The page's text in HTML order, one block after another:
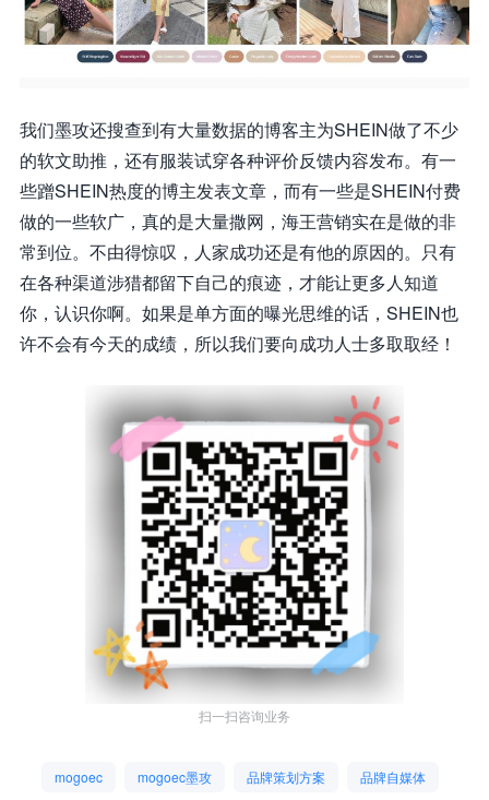
我们墨攻还搜查到有大量数据的博客主为SHEIN做了不少
的软文助推，还有服装试穿各种评价反馈内容发布。有一
些蹭SHEIN热度的博主发表文章，而有一些是SHEIN付费
做的一些软广，真的是大量撒网，海王营销实在是做的非
常到位。不由得惊叹，人家成功还是有他的原因的。只有
在各种渠道涉猎都留下自己的痕迹，才能让更多人知道
你，认识你啊。如果是单方面的曝光思维的话，SHEIN也
许不会有今天的成绩，所以我们要向成功人士多取取经！
扫一扫咨询业务
mogoec mogoec墨攻 品牌策划方案 品牌自媒体